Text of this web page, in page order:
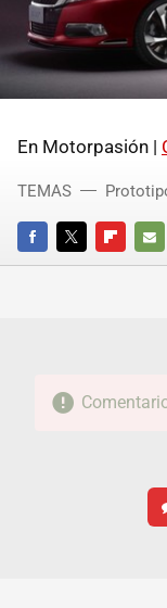
En Motorpasión |
FACEBOOKTWITTER
E-
TEMAS